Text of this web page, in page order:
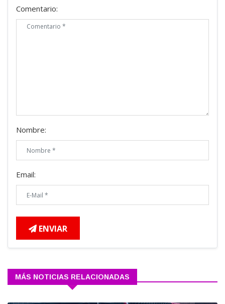
Comentario:
Nombre:
Email:
ENVIAR
MÁS NOTICIAS RELACIONADAS